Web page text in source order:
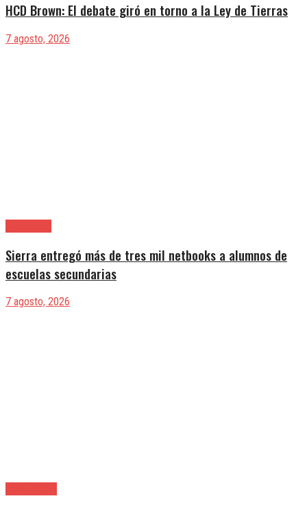
HCD Brown: El debate giró en torno a la Ley de Tierras
7 agosto, 2026
Sierra entregó más de tres mil netbooks a alumnos de
escuelas secundarias
7 agosto, 2026